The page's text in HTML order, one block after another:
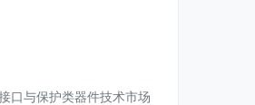
口与保护类器件技术市场